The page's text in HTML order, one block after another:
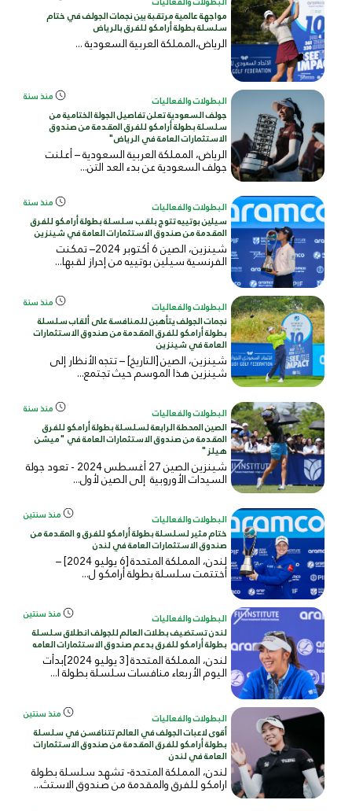
مواجهة عالمية مرتقبة بين نجمات الجولف في ختام
سلسلة بطولة أرامكو للفرق بالرياض
الرياض،المملكة العربيةالسعودية...
البطولات والفعاليات منذ سنة
جولف السعودية تعلن تفاصيل الجولة الختامية من
سلسلة بطولة أرامكو للفرق المقدمة من صندوق
الاستثمارات العامة في الرياض"
الرياض، المملكة العربية السعودية – أعلنت
جولف السعودية عن بدء العد التن...
البطولات والفعاليات منذ سنة
سيلين بوتييه تتوج بلقب سلسلة بطولة أرامكو للفرق
المقدمة من صندوق الاستثمارات العامة في شينزين
شينزين، الصين 6 أكتوبر 2024– تمكنت
الفرنسية سيلين بوتييه من إحراز لقبها...
البطولات والفعاليات منذ سنة
نجمات الجولف يتأهبن للمنافسة على ألقاب سلسلة
بطولة أرامكو للفرق المقدمة من صندوق الاستثمارات
العامة في شينزين
شينزين، الصين [التاريخ] – تتجه الأنظار إلى
شينزين هذا الموسم حيث تجتمع...
البطولات والفعاليات منذ سنة
الصين المحطة الرابعة لسلسلة بطولة أرامكو للفرق
المقدمة من صندوق الاستثمارات العامة في "ميشن
هيلز"
شينزين الصين 27 أغسطس 2024 - تعود جولة
السيدات الأوروبية إلى الصين لأول...
البطولات والفعاليات منذ سنتين
ختام مثير لسلسلة بطولة أرامكو للفرق و المقدمة من
صندوق الاستثمارات العامة في لندن
لندن، المملكة المتحدة [6 يوليو 2024] –
أختتمت سلسلة بطولة أرامكو ل...
البطولات والفعاليات منذ سنتين
لندن تستضيف بطلات العالم للجولف انطلاق سلسلة
بطولة أرامكو للفرق بدعم صندوق الاستثمارات العامه
لندن، المملكة المتحدة [3 يوليو 2024]بدأت
اليوم الأربعاء منافسات سلسلة بطولة ا...
البطولات والفعاليات منذ سنتين
أقوى لاعبات الجولف في العالم تتنافسن في سلسلة
بطولة أرامكو للفرق المقدمة من صندوق الاستثمارات
العامة في لندن
لندن، المملكة المتحدة- تشهد سلسلة بطولة
ارامكو للفرق والمقدمة من صندوق الاستث...